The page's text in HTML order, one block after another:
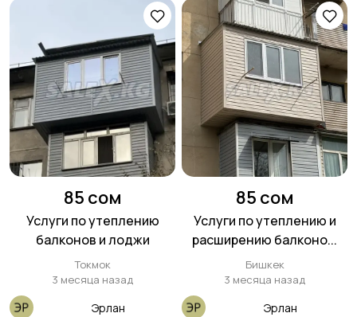
85 сом
Услуги по утеплению
балконов и лоджи
Токмок
3 месяца назад
Эрлан
85 сом
Услуги по утеплению и
расширению балконо...
Бишкек
3 месяца назад
Эрлан